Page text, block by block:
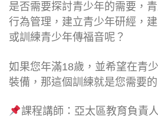
是否需要探討青少年的需要，
行為管理，建立青少年研經，
或訓練青少年傳福音呢？
如果您年滿18歲，並希望在青
裝備，那這個訓練就是您需要
課程講師：亞太區教育負責